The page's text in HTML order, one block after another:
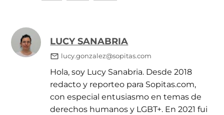
LUCY SANABRIA
lucy.gonzalez@sopitas.com
Hola, soy Lucy Sanabria. Desde 2018
redacto y reporteo para Sopitas.com,
con especial entusiasmo en temas de
derechos humanos y LGBT+. En 2021 fui